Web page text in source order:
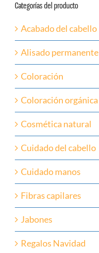
Categorías del producto
Acabado del cabello
Alisado permanente
Coloración
Coloración orgánica
Cosmética natural
Cuidado del cabello
Cuidado manos
Fibras capilares
Jabones
Regalos Navidad